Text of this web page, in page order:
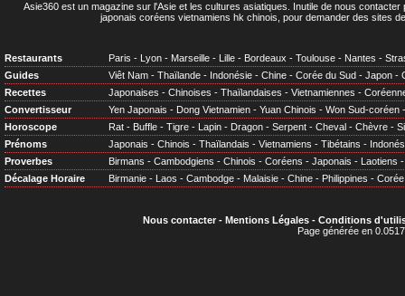
Asie360 est un magazine sur l'Asie et les cultures asiatiques . Inutile de nous
japonais coréens vietnamiens hk chinois, pour demander des sites
Restaurants Paris - Lyon - Marseille - Lille - Bordeaux - Toulouse - Nantes -
Guides
Viêt Nam - Thaïlande - Indonésie - Chine - Corée du Sud - Japon -
Recettes
Japonaises - Chinoises - Thaïlandaises - Vietnamiennes -
Convertisseur
Yen Japonais - Dong Vietnamien - Yuan Chinois - Won Sud-coréen
Horoscope
Rat - Buffle - Tigre - Lapin - Dragon - Serpent - Cheval - Chèvre -
Prénoms
Japonais - Chinois - Thaïlandais - Vietnamiens - Tibétains -
Proverbes
Birmans - Cambodgiens - Chinois - Coréens - Japonais - Laotiens
Décalage Horaire
Birmanie - Laos - Cambodge - Malaisie - Chine - Philippines - Corée
Nous contacter- Mentions Légales- Conditions
Page générée en